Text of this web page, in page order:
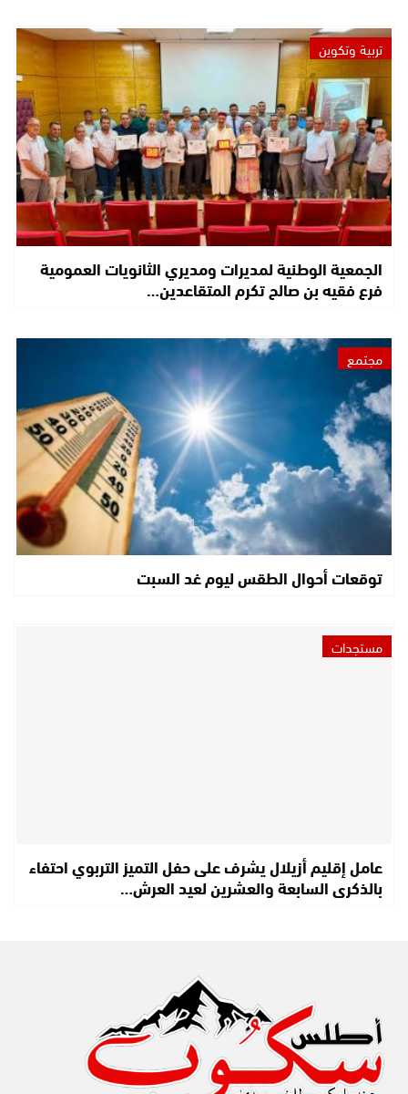
تربية وتكوين
الجمعية الوطنية لمديرات ومديري الثانويات العمومية
فرع فقيه بن صالح تكرم المتقاعدين…
مجتمع
توقعات أحوال الطقس ليوم غد السبت
مستجدات
عامل إقليم أزيلال يشرف على حفل التميز التربوي احتفاء
بالذكرى السابعة والعشرين لعيد العرش…